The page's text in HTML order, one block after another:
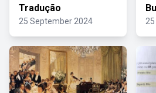
Tradução
25 September 2024